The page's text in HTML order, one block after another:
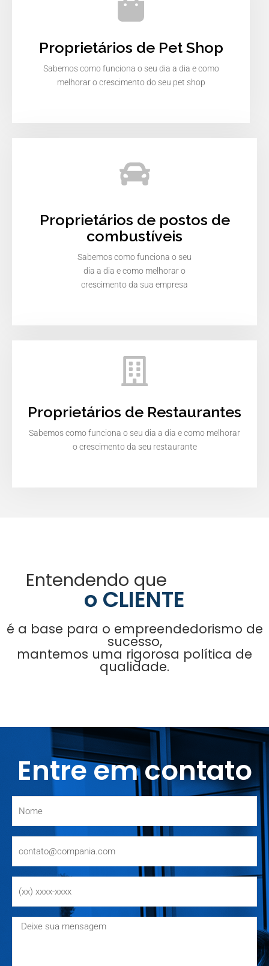
Proprietários de Pet Shop
Sabemos como funciona o seu dia a dia e como
melhorar o crescimento do seu pet shop
Proprietários de postos de
combustíveis
Sabemos como funciona o seu
dia a dia e como melhorar o
crescimento da sua empresa
Proprietários de Restaurantes
Sabemos como funciona o seu dia a dia e como melhorar
o crescimento da seu restaurante
Entendendo que
o CLIENTE
é a base para o empreendedorismo de
sucesso,
mantemos uma rigorosa política de
qualidade.
Entre em contato